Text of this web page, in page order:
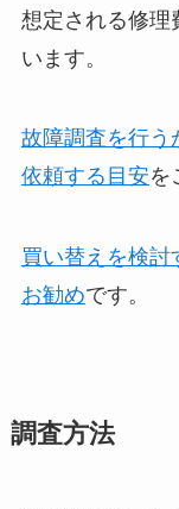
想定される修理
います。
故障調査を行う
依頼する目安を
買い替えを検討
お勧めです。
調査方法